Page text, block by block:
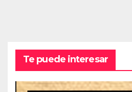
Te puede interesar